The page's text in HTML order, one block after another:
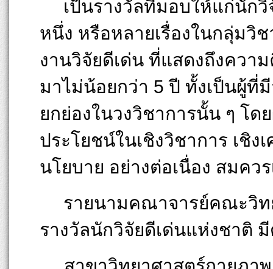
เป็นรางวัลที่มอบให้แก่นักวิ
หนึ่ง หรือหลายเรื่องในกลุ่มวิ
งานวิจัยดีเด่น ที่แสดงถึงควา
มาไม่น้อยกว่า 5 ปี ทั้งเป็นผู้ที่
ยกย่องในวงวิชาการนั้น ๆ โด
ประโยชน์ในเชิงวิชาการ เชิง
นโยบาย อย่างต่อเนื่อง สมคว
รายนามคณาจารย์คณะวิท
รางวัลนักวิจัยดีเด่นแห่งชาติ